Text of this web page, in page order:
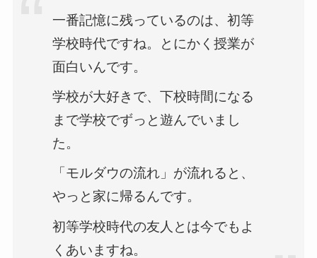
一番記憶に残っているのは、初等
学校時代ですね。とにかく授業が
面白いんです。
学校が大好きで、下校時間になる
まで学校でずっと遊んでいまし
た。
「モルダウの流れ」が流れると、
やっと家に帰るんです。
初等学校時代の友人とは今でもよ
くあいますね。